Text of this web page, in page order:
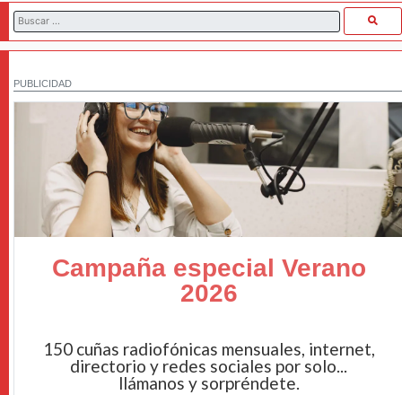
PUBLICIDAD
Campaña especial Verano
2026
150 cuñas radiofónicas mensuales, internet,
directorio y redes sociales por solo...
llámanos y sorpréndete.